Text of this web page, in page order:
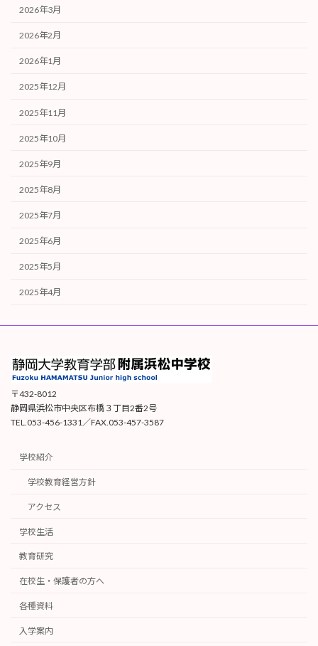
2026年3月
2026年2月
2026年1月
2025年12月
2025年11月
2025年10月
2025年9月
2025年8月
2025年7月
2025年6月
2025年5月
2025年4月
〒432-8012
静岡県浜松市中央区布橋３丁目2番2号
TEL.053-456-1331／FAX.053-457-3587
学校紹介
学校教育経営方針
アクセス
学校生活
教育研究
在校生・保護者の方へ
各種資料
入学案内